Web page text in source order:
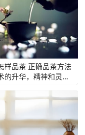
样品茶 正确品茶方法
的升华，精神和灵魂